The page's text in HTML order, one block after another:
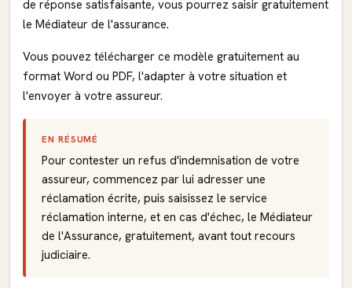
de réponse satisfaisante, vous pourrez saisir gratuitement
le Médiateur de l'assurance.
Vous pouvez télécharger ce modèle gratuitement au
format Word ou PDF, l'adapter à votre situation et
l'envoyer à votre assureur.
EN RÉSUMÉ
Pour contester un refus d'indemnisation de votre
assureur, commencez par lui adresser une
réclamation écrite, puis saisissez le service
réclamation interne, et en cas d'échec, le Médiateur
de l'Assurance, gratuitement, avant tout recours
judiciaire.